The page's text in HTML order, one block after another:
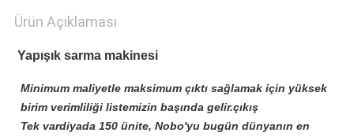
Ürün Açıklaması
Yapışık sarma makinesi
Minimum maliyetle maksimum çıktı sağlamak için yüksek
birim verimliliği listemizin başında gelir.çıkış
Tek vardiyada 150 ünite, Nobo'yu bugün dünyanın en